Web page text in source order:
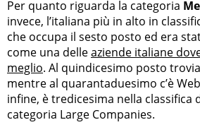
Per quanto riguarda la categoria
invece, l’italiana più in alto in
che occupa il sesto posto ed era
come una delleaziende italiane
meglio. Al quindicesimo posto
mentre al quarantaduesimo c’è
infine, è tredicesima nella classifica
categoria Large Companies.